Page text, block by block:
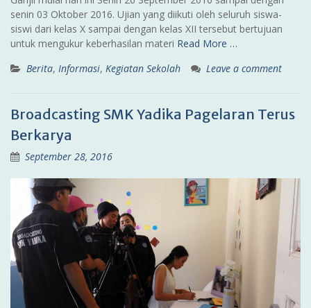
senin 03 Oktober 2016. Ujian yang diikuti oleh seluruh siswa-
siswi dari kelas X sampai dengan kelas XII tersebut bertujuan
untuk mengukur keberhasilan materi Read More …
Berita, Informasi, Kegiatan Sekolah Leave a comment
Broadcasting SMK Yadika Pagelaran Terus
Berkarya
September 28, 2016